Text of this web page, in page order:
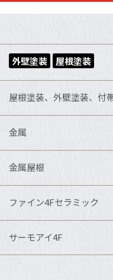
外壁塗装 屋根塗装
屋根塗装、外壁塗装、付
金属
金属屋根
ファイン4Fセラミック
サーモアイ4F